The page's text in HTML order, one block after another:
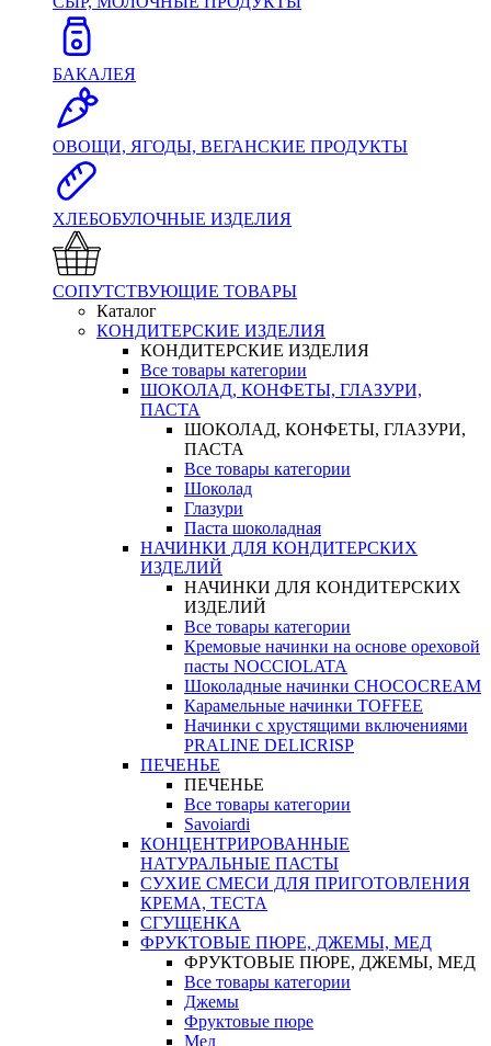
БАКАЛЕЯ
ОВОЩИ, ЯГОДЫ, ВЕГАНСКИЕ ПРОДУКТЫ
ХЛЕБОБУЛОЧНЫЕ ИЗДЕЛИЯ
СОПУТСТВУЮЩИЕ ТОВАРЫ
Каталог
КОНДИТЕРСКИЕ ИЗДЕЛИЯ
КОНДИТЕРСКИЕ ИЗДЕЛИЯ
Все товары категории
ШОКОЛАД, КОНФЕТЫ, ГЛАЗУРИ,
ПАСТА
ШОКОЛАД, КОНФЕТЫ, ГЛАЗУРИ,
ПАСТА
Все товары категории
Шоколад
Глазури
Паста шоколадная
НАЧИНКИ ДЛЯ КОНДИТЕРСКИХ
ИЗДЕЛИЙ
НАЧИНКИ ДЛЯ КОНДИТЕРСКИХ
ИЗДЕЛИЙ
Все товары категории
Кремовые начинки на основе ореховой
пасты NOCCIOLATA
Шоколадные начинки CHOCOCREAM
Карамельные начинки TOFFEE
Начинки с хрустящими включениями
PRALINE DELICRISP
ПЕЧЕНЬЕ
ПЕЧЕНЬЕ
Все товары категории
Savoiardi
КОНЦЕНТРИРОВАННЫЕ
НАТУРАЛЬНЫЕ ПАСТЫ
СУХИЕ СМЕСИ ДЛЯ ПРИГОТОВЛЕНИЯ
КРЕМА, ТЕСТА
СГУЩЕНКА
ФРУКТОВЫЕ ПЮРЕ, ДЖЕМЫ, МЕД
ФРУКТОВЫЕ ПЮРЕ, ДЖЕМЫ, МЕД
Все товары категории
Джемы
Фруктовые пюре
Мед